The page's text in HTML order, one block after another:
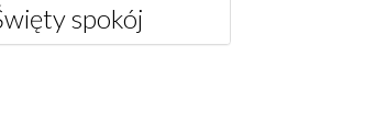
spokój